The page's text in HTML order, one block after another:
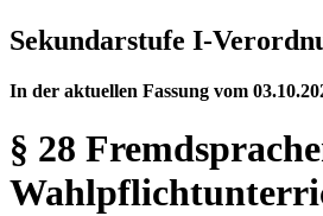
Sekundarstufe I-
In der aktuellen Fassung vom
§ 28